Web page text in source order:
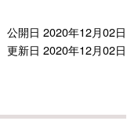
公開日 2020年12月02日
更新日 2020年12月02日